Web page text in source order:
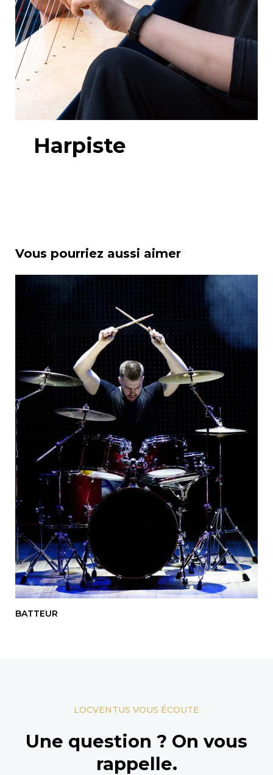
Harpiste
Vous pourriez aussi aimer
BATTEUR
LOCVENTUS VOUS ÉCOUTE
Une question ? On vous
rappelle.